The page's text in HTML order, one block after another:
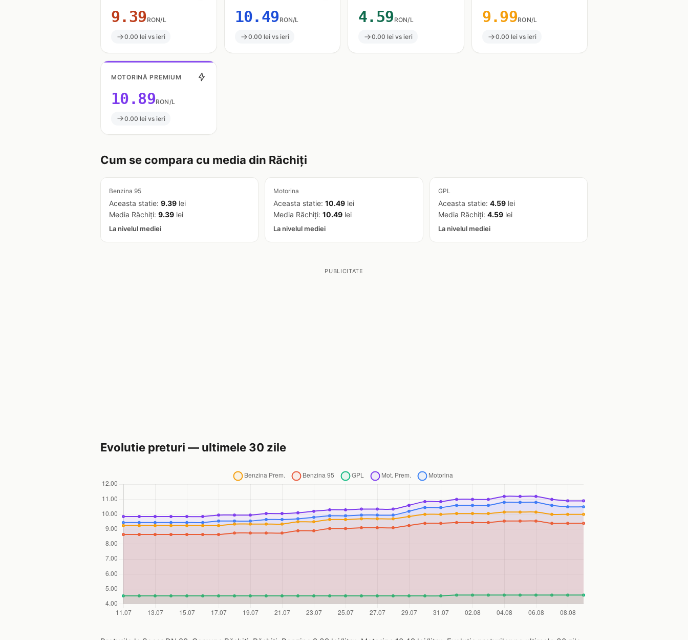
9.39RON/L
0.00 lei vs ieri
10.49RON/L
0.00 lei vs ieri
4.59RON/L
0.00 lei vs ieri
9.99RON/L
0.00 lei vs ieri
MOTORINĂ PREMIUM
10.89RON/L
0.00 lei vs ieri
Cum se compara cu media din Răchiţi
Benzina 95
Aceasta statie: 9.39 lei
Media Răchiţi: 9.39 lei
La nivelul mediei
Motorina
Aceasta statie:10.49 lei
Media Răchiţi:10.49 lei
La nivelul mediei
GPL
Aceasta statie: 4.59lei
Media Răchiţi: 4.59lei
La nivelul mediei
PUBLICITATE
Evolutie preturi — ultimele 30 zile